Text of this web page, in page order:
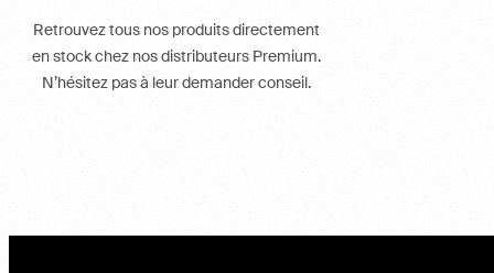
Retrouvez tous nos produits directement
en stock chez nos distributeurs Premium.
N’hésitez pas à leur demander conseil.